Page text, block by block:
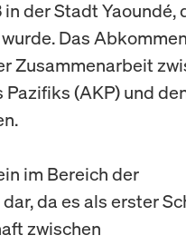
der Stadt Yaoundé,
Das Abkommen
Zusammenarbeit
(AKP) und
im Bereich der
da es als erster
zwischen